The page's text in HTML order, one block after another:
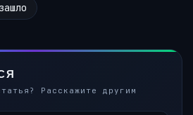
Расскажите другим